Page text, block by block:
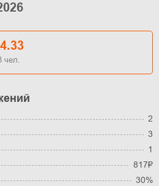
4.33
чел.
2
3
1
817₽
30%